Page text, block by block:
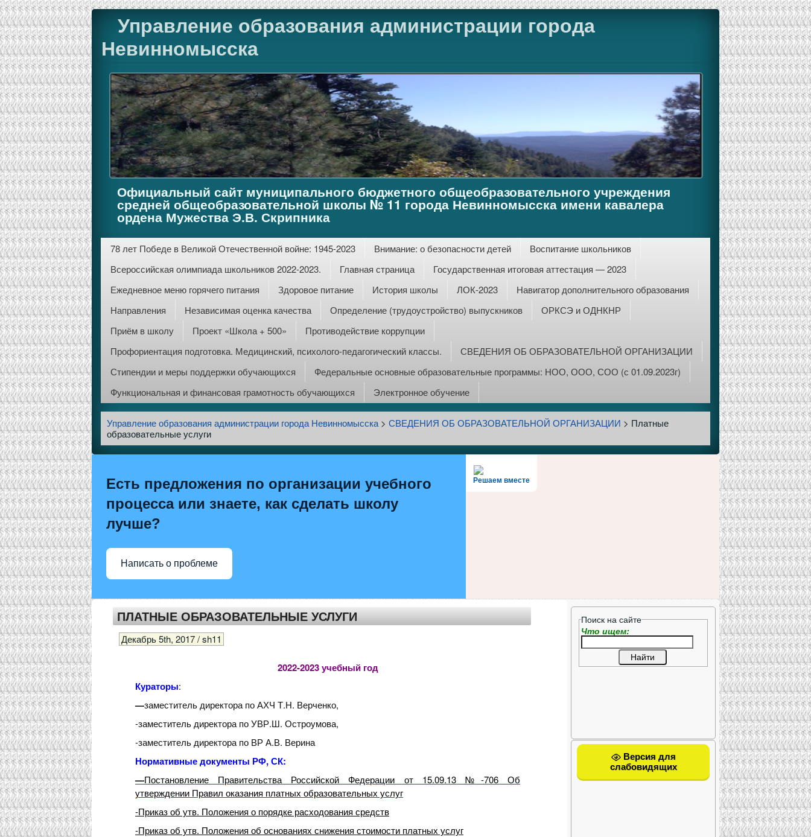
Управление образования администрации города
Невинномысска
Официальный сайт муниципального бюджетного общеобразовательного учреждения
средней общеобразовательной школы № 11 города Невинномысска имени кавалера
ордена Мужества Э.В. Скрипника
78 лет Победе в Великой Отечественной войне: 1945-2023 Внимание: о безопасности детей
Воспитание школьников
Всероссийская олимпиада школьников 2022-2023.
Главная страница
Государственная итоговая аттестация — 2023
Ежедневное меню горячего питания
Здоровое питание История школы ЛОК-2023
Навигатор дополнительного образования
Направления
Независимая оценка качества Определение (трудоустройство) выпускников
ОРКСЭ и ОДНКНР
Приём в школу
Проект «Школа + 500»
Противодействие коррупции
Профориентация подготовка. Медицинский, психолого-педагогический классы.
СВЕДЕНИЯ ОБ ОБРАЗОВАТЕЛЬНОЙ ОРГАНИЗАЦИИ
Стипендии и меры поддержки обучающихся
Федеральные основные образовательные программы: НОО, ООО, СОО (с 01.09.2023г)
Функциональная и финансовая грамотность обучающихся
Электронное обучение
Управление образования администрации города Невинномысска > СВЕДЕНИЯ ОБ ОБРАЗОВАТЕЛЬНОЙ ОРГАНИЗАЦИИ > Платные
образовательные услуги
Решаем вместе
Есть предложения по организации учебного
процесса или знаете, как сделать школу
лучше?
Написать о проблеме
ПЛАТНЫЕ ОБРАЗОВАТЕЛЬНЫЕ УСЛУГИ
Декабрь 5th, 2017 / sh11
2022-2023 учебный год
Кураторы:
—заместитель директора по АХЧ Т.Н. Верченко,
-заместитель директора по УВР.Ш. Остроумова,
-заместитель директора по ВР А.В. Верина
Нормативные документы РФ, СК:
—Постановление Правительства Российской Федерации от 15.09.13 №-706 Об
утверждении Правил оказания платных образовательных услуг
-Приказ об утв. Положения о порядке расходования средств
-Приказ об утв. Положения об основаниях снижения стоимости платных услуг
Поиск на сайте
Что ищем:
Версия для
слабовидящих